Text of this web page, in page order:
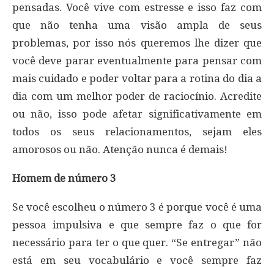
pensadas. Você vive com estresse e isso faz com
que não tenha uma visão ampla de seus
problemas, por isso nós queremos lhe dizer que
você deve parar eventualmente para pensar com
mais cuidado e poder voltar para a rotina do dia a
dia com um melhor poder de raciocínio. Acredite
ou não, isso pode afetar significativamente em
todos os seus relacionamentos, sejam eles
amorosos ou não. Atenção nunca é demais!
Homem de número 3
Se você escolheu o número 3 é porque você é uma
pessoa impulsiva e que sempre faz o que for
necessário para ter o que quer. “Se entregar” não
está em seu vocabulário e você sempre faz